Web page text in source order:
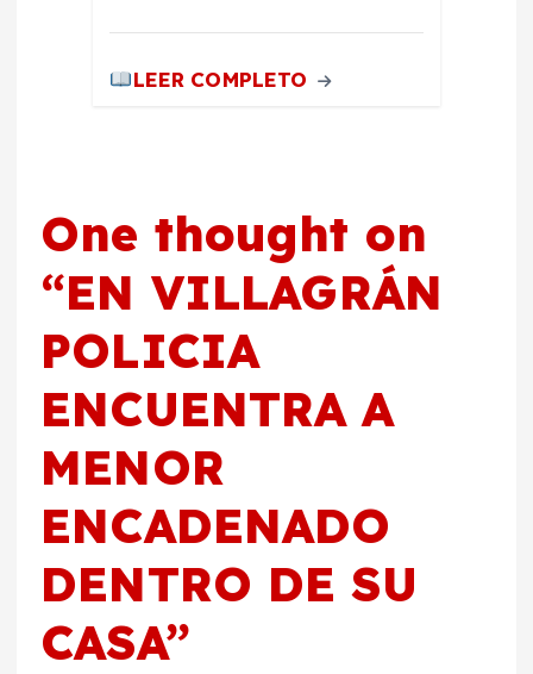
LEER COMPLETO
One thought on
“EN VILLAGRÁN
POLICIA
ENCUENTRA A
MENOR
ENCADENADO
DENTRO DE SU
CASA”